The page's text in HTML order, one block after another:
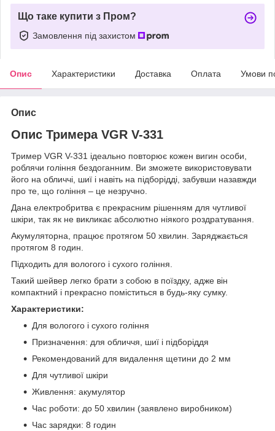
Що таке купити з Пром?
Замовлення під захистом
Опис Характеристики Доставка Оплата Умови
Опис
Опис Тримера VGR V-331
Тример VGR V-331 ідеально повторює кожен вигин особи,
роблячи гоління бездоганним. Ви зможете використовувати
його на обличчі, шиї і навіть на підборідді, забувши назавжди
про те, що гоління – це незручно.
Дана електробритва є прекрасним рішенням для чутливої
шкіри, так як не викликає абсолютно ніякого роздратування.
Акумуляторна, працює протягом 50 хвилин. Заряджається
протягом 8 годин.
Підходить для вологого і сухого гоління.
Такий шейвер легко брати з собою в поїздку, адже він
компактний і прекрасно поміститься в будь-яку сумку.
Характеристики:
Для вологого і сухого гоління
Призначення: для обличчя, шиї і підборіддя
Рекомендований для видалення щетини до 2 мм
Для чутливої шкіри
Живлення: акумулятор
Час роботи: до 50 хвилин (заявлено виробником)
Час зарядки: 8 годин